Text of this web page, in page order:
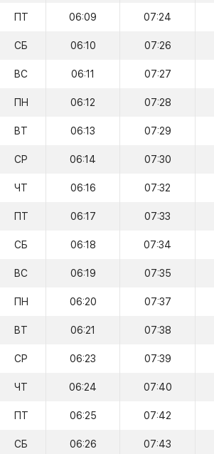
ПТ 06:09 07:24
СБ 06:10 07:26
ВС 06:11 07:27
ПН 06:12 07:28
ВТ 06:13 07:29
СР 06:14 07:30
ЧТ 06:16 07:32
ПТ 06:17 07:33
СБ 06:18 07:34
ВС 06:19 07:35
ПН 06:20 07:37
ВТ 06:21 07:38
СР 06:23 07:39
ЧТ 06:24 07:40
ПТ 06:25 07:42
СБ 06:26 07:43